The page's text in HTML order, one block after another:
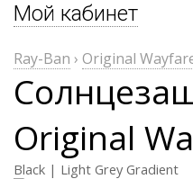
Мой кабинет
Ray-Ban › Original
Original
Black | Light Grey Gradient